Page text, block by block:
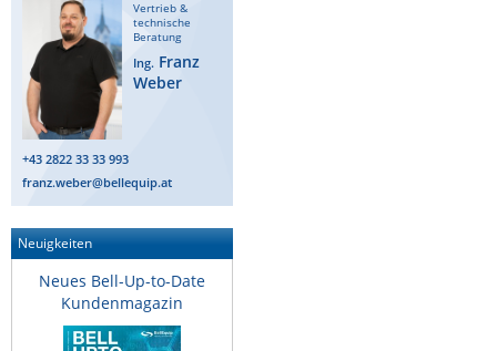
News zu unseren Herstellern
Vertrieb &
technische
Beratung
Ing. Franz
Weber
+43 2822 33 33 993
franz.weber@bellequip.at
Neuigkeiten
Neues Bell-Up-to-Date
Kundenmagazin